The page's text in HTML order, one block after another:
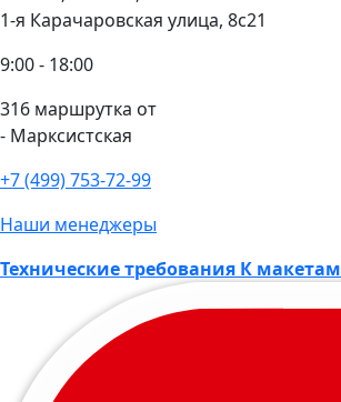
1-я Карачаровская улица, 8с21
9:00 - 18:00
316 маршрутка от
- Марксистская
+7 (499) 753-72-99
Наши менеджеры
Технические требования К макетам